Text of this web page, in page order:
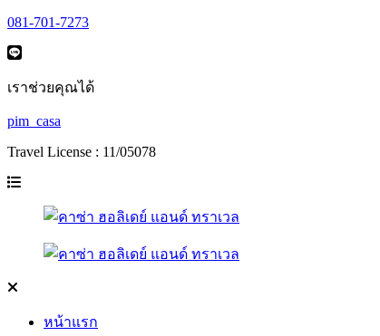
081-701-7273
เราช่วยคุณได้
pim_casa
Travel License : 11/05078
หน้าแรก